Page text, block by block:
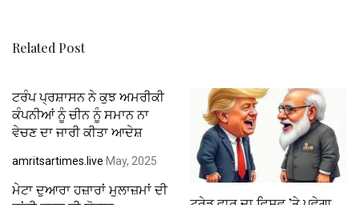
Related Post
ਟਰੰਪ ਪ੍ਰਸ਼ਾਸਨ ਨੇ ਕੁਝ ਅਮਰੀਕੀ
ਕੰਪਨੀਆਂ ਨੂੰ ਚੀਨ ਨੂੰ ਸਮਾਨ ਨਾ
ਵੇਚਣ ਦਾ ਜਾਰੀ ਕੀਤਾ ਆਦੇਸ਼
amritsartimes.live May, 2025
ਮੇਟਾ ਦੁਆਰਾ ਹਜ਼ਾਰਾਂ ਮੁਲਾਜ਼ਮਾਂ ਦੀ